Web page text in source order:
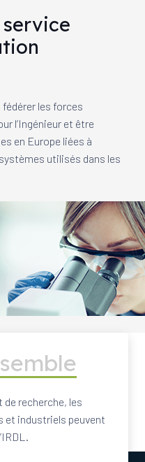
les forces
l’Ingénieur et être
en Europe liées à
utilisés dans les
de recherche, les
industriels peuvent